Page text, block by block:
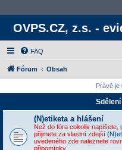
OVPS.CZ, z.s. -
FAQ
Fórum Obsah
Právě je
(N)etiketa a hlášení
Než do fóra cokoliv napíšete,
přijmete za vlastní zdejší
uvedeného zde naleznete
připomínky.